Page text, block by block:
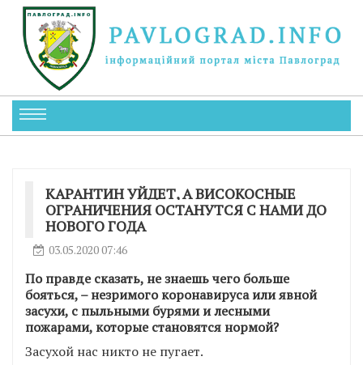
КАРАНТИН УЙДЕТ, А ВИСОКОСНЫЕ
ОГРАНИЧЕНИЯ ОСТАНУТСЯ С НАМИ ДО
НОВОГО ГОДА
03.05.2020 07:46
По правде сказать, не знаешь чего больше
бояться, – незримого коронавируса или явной
засухи, с пыльными бурями и лесными
пожарами, которые становятся нормой?
Засухой нас никто не пугает.